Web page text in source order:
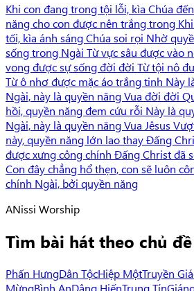
Khi con đang trong tội lỗi, kìa Chúa
năng cho con được nên trắng trong
tối, kìa ánh sáng Chúa soi rọi Nhờ
sống trong Ngài Từ vực sâu được vào
vong được sự sống đời đời Từ tội nô
Từ ô nhơ được mặc áo trắng tinh Này
Ngài, này là quyền năng Vua đời đời
hồi, quyền năng đem cứu rỗi Này là
Ngài, này là quyền năng Vua Jêsus
này, quyền năng lớn lao thay Đấng
được xưng công chính Đấng Christ đã
Con đây chẳng hổ thẹn, con sẽ luôn
chính Ngài, bởi quyền năng
ANissi Worship
Tìm bài hát theo chủ đề
Phấn HưngDân TộcHiệp MộtTruyền
MừngBình AnDâng HiếnTrung Tín